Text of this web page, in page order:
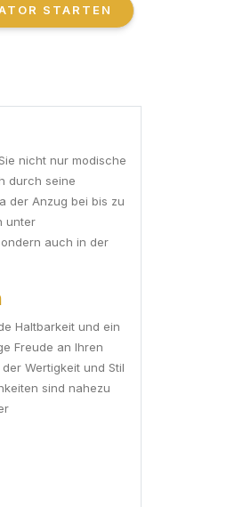
STARTEN
nicht nur modische
durch seine
der Anzug bei bis zu
unter
auch in der
Haltbarkeit und ein
Freude an Ihren
Wertigkeit und Stil
sind nahezu